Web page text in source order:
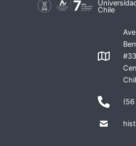
Chile
(56